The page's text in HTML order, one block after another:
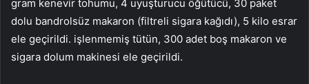
gram kenevir tohumu, 4 uyuşturucu öğütücü, 30 paket
dolu bandrolsüz makaron (filtreli sigara kağıdı), 5 kilo esrar
ele geçirildi. işlenmemiş tütün, 300 adet boş makaron ve
sigara dolum makinesi ele geçirildi.